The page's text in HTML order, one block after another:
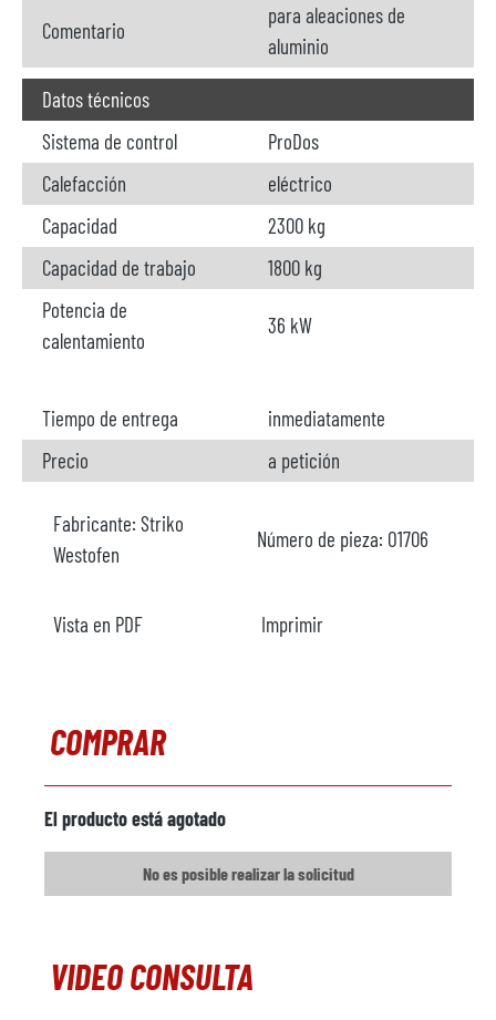
Comentario
para aleaciones de
aluminio
Datos técnicos
Sistema de control
ProDos
Calefacción
eléctrico
Capacidad
2300 kg
Capacidad de trabajo
1800 kg
Potencia de
calentamiento
36 kW
Tiempo de entrega
inmediatamente
Precio
a petición
Fabricante: Striko
Westofen
Número de pieza: O1706
Vista en PDF Imprimir
COMPRAR
El producto está agotado
No es posible realizar la solicitud
VIDEO CONSULTA